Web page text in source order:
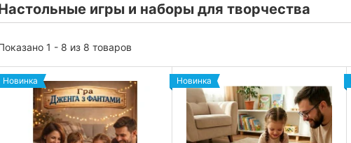
игры и наборы для творчества
1 - 8 из 8 товаров
Новинка Новинка